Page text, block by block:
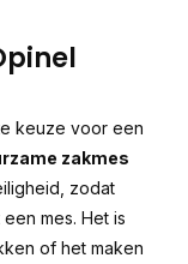
keuze voor een
zakmes
zodat
mes. Het is
of het maken